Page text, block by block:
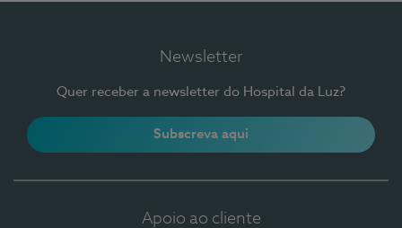
Newsletter
Quer receber a newsletter do Hospital da Luz?
Subscreva aqui
Apoio ao cliente